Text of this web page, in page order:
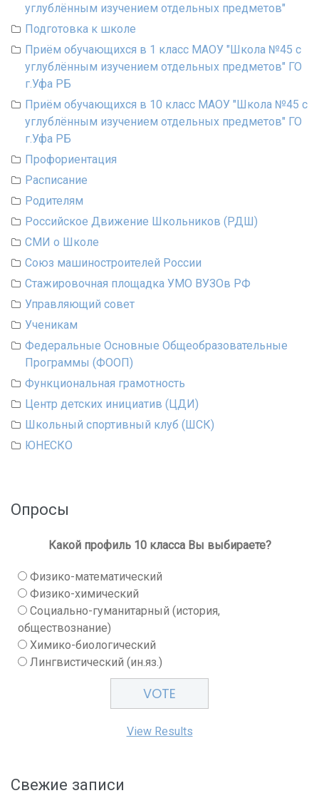
углублённым изучением отдельных предметов"
Подготовка к школе
Приём обучающихся в 1 класс МАОУ "Школа №45 с
углублённым изучением отдельных предметов" ГО
г.Уфа РБ
Приём обучающихся в 10 класс МАОУ "Школа №45 с
углублённым изучением отдельных предметов" ГО
г.Уфа РБ
Профориентация
Расписание
Родителям
Российское Движение Школьников (РДШ)
СМИ о Школе
Союз машиностроителей России
Стажировочная площадка УМО ВУЗОв РФ
Управляющий совет
Ученикам
Федеральные Основные Общеобразовательные
Программы (ФООП)
Функциональная грамотность
Центр детских инициатив (ЦДИ)
Школьный спортивный клуб (ШСК)
ЮНЕСКО
Опросы
Какой профиль 10 класса Вы выбираете?
Физико-математический
Физико-химический
Социально-гуманитарный (история,
обществознание)
Химико-биологический
Лингвистический (ин.яз.)
View Results
Свежие записи